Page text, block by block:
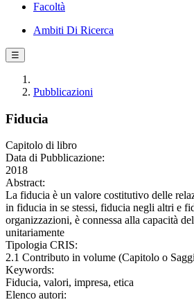
Facoltà
Ambiti Di Ricerca
☰
Pubblicazioni
Fiducia
Capitolo di libro
Data di Pubblicazione:
2018
Abstract:
La fiducia è un valore costitutivo delle
in fiducia in se stessi, fiducia negli altri e
organizzazioni, è connessa alla capacità
unitariamente
Tipologia CRIS:
2.1 Contributo in volume (Capitolo o
Keywords:
Fiducia, valori, impresa, etica
Elenco autori: